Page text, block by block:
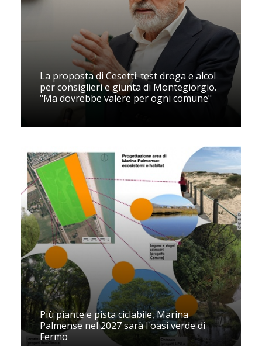
La proposta di Cesetti: test droga e alcol
per consiglieri e giunta di Montegiorgio.
"Ma dovrebbe valere per ogni comune"
Più piante e pista ciclabile, Marina
Palmense nel 2027 sarà l'oasi verde di
Fermo